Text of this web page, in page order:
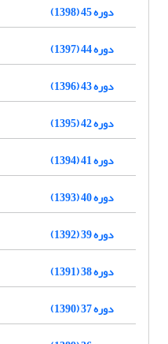
دوره 45 (1398)
دوره 44 (1397)
دوره 43 (1396)
دوره 42 (1395)
دوره 41 (1394)
دوره 40 (1393)
دوره 39 (1392)
دوره 38 (1391)
دوره 37 (1390)